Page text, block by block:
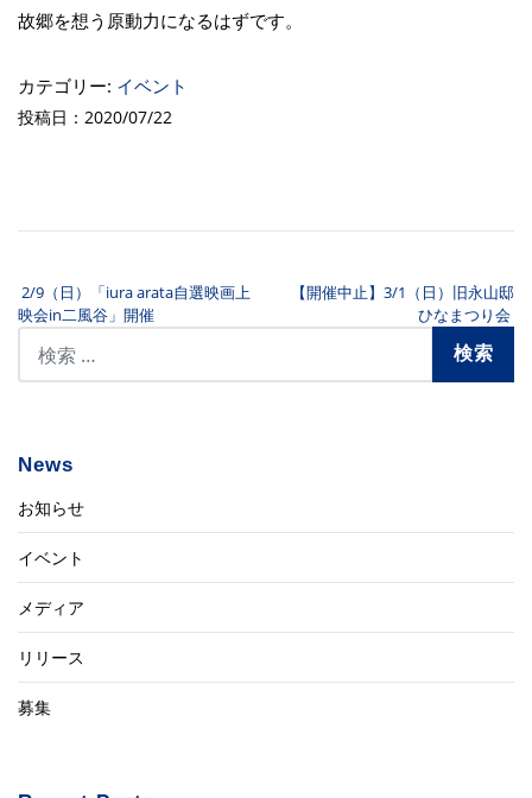
故郷を想う原動力になるはずです。
カテゴリー: イベント
投稿日：2020/07/22
投稿ナビゲーション
2/9（日）「iura arata自選映画上
映会in二風谷」開催
【開催中止】3/1（日）旧永山邸
ひなまつり会
News
お知らせ
イベント
メディア
リリース
募集